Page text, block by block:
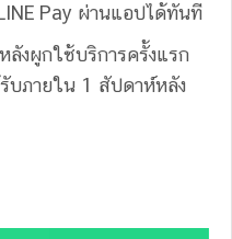
Pay ผ่านแอปได้ทันที
ลังผูกใช้บริการครั้งแรก
บภายใน 1 สัปดาห์หลัง